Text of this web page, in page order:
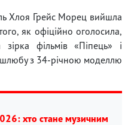
Хлоя Грейс Морец вийшла
як офіційно оголосила,
фільмів «Піпець» і
з 34-річною моделлю
хто стане музичним